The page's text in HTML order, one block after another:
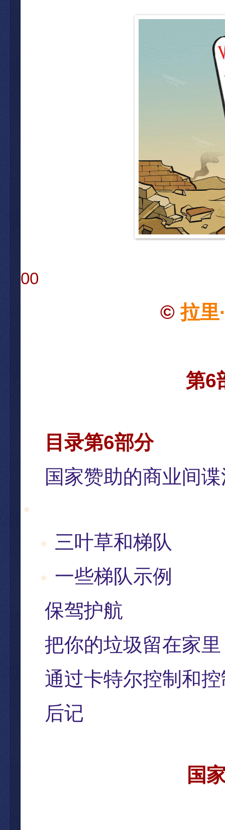
00
©拉里
第6
目 录第6部分
国家赞助的商业间
三叶草和梯队
一些梯队示例
保驾护航
把你的垃圾留在家里
通过卡特尔控制和
后记
国